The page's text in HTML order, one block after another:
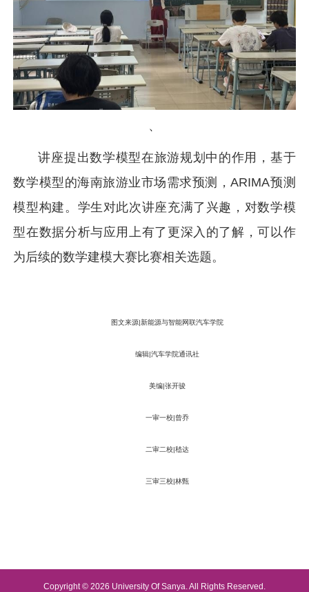
、
讲座提出数学模型在旅游规划中的作用，基于
数学模型的海南旅游业市场需求预测，ARIMA预测
模型构建。学生对此次讲座充满了兴趣，对数学模
型在数据分析与应用上有了更深入的了解，可以作
为后续的数学建模大赛比赛相关选题。
图文来源|新能源与智能网联汽车学院
编辑|汽车学院通讯社
美编|张开骏
一审一校|曾乔
二审二校|嵇达
三审三校|林甄
Copyright © 2026 University Of Sanya. All Rights Reserved.